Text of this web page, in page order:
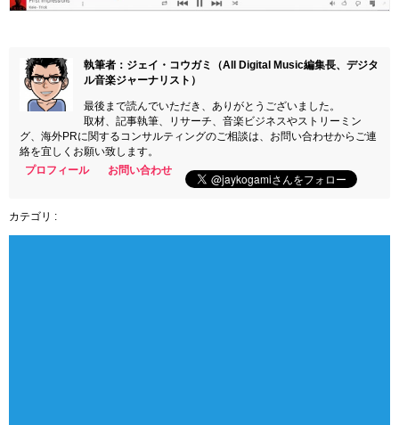
執筆者：ジェイ・コウガミ（All Digital Music編集長、デジタ
ル音楽ジャーナリスト）
最後まで読んでいただき、ありがとうございました。
取材、記事執筆、リサーチ、音楽ビジネスやストリーミン
グ、海外PRに関するコンサルティングのご相談は、お問い合わせからご連
絡を宜しくお願い致します。
プロフィール
お問い合わせ
カテゴリ :